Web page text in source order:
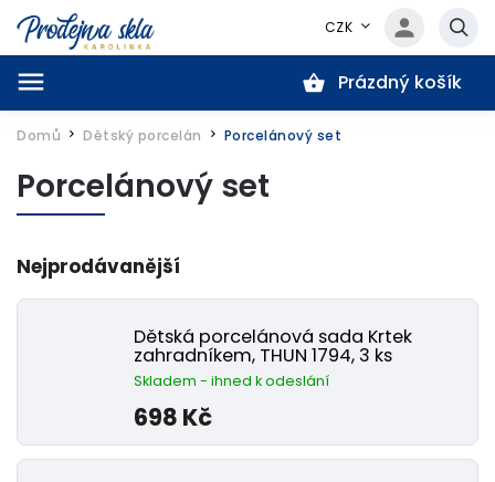
CZK
Prázdný košík
Domů / Dětský porcelán / Porcelánový set
Porcelánový set
Nejprodávanější
Dětská porcelánová sada Krtek
zahradníkem, THUN 1794, 3 ks
Skladem - ihned k odeslání
698 Kč